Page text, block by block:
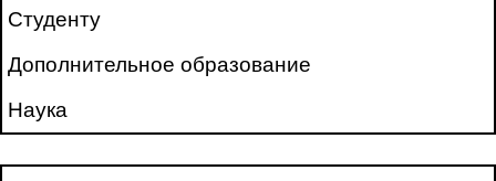
Студенту
Дополнительное образование
Наука